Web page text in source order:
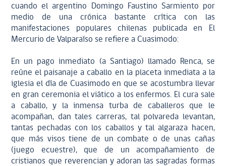
cuando el argentino Domingo Faustino Sarmiento por
medio de una crónica bastante crítica con las
manifestaciones populares chilenas publicada en El
Mercurio de Valparaíso se refiere a Cuasimodo:
En un pago inmediato (a Santiago) llamado Renca, se
reúne el paisanaje a caballo en la placeta inmediata a la
iglesia el día de Cuasimodo en que se acostumbra llevar
en gran ceremonia el viático a los enfermos. El cura sale
a caballo, y la inmensa turba de caballeros que le
acompañan, dan tales carreras, tal polvareda levantan,
tantas pechadas con los caballos y tal algaraza hacen,
que más visos tiene de un combate o de unas cañas
(juego ecuestre), que de un acompañamiento de
cristianos que reverencian y adoran las sagradas formas